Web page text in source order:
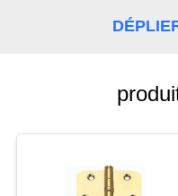
POLICY